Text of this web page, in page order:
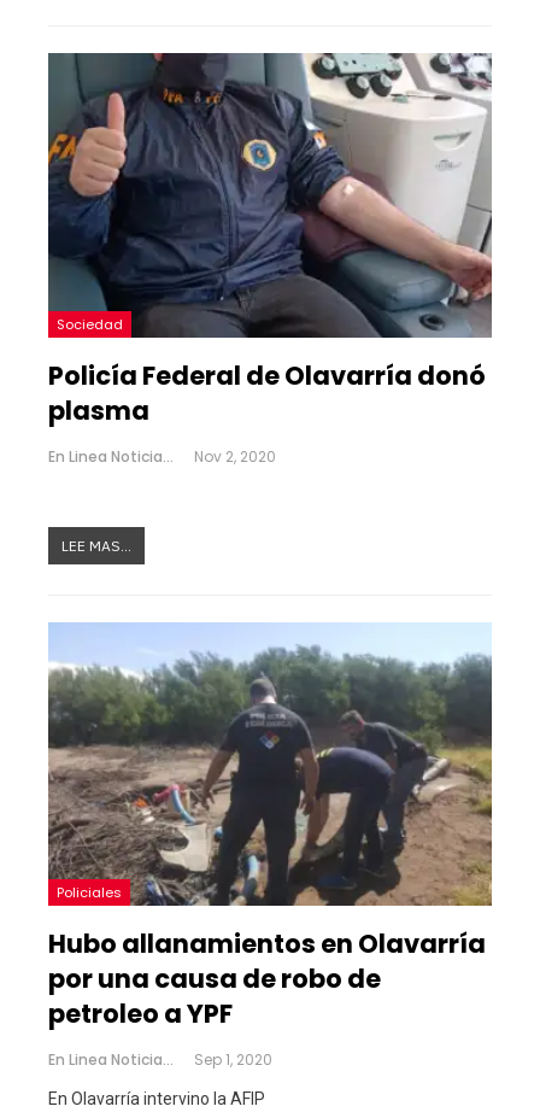
Sociedad
Policía Federal de Olavarría donó
plasma
En Linea Noticias Nov 2, 2020
LEE MAS...
Policiales
Hubo allanamientos en Olavarría
por una causa de robo de
petroleo a YPF
En Linea Noticias Sep 1, 2020
En Olavarría intervino la AFIP